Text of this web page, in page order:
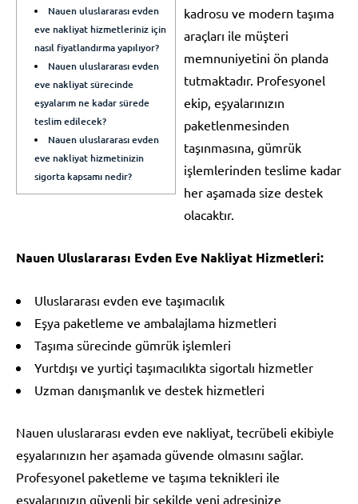
Nauen uluslararası evden
eve nakliyat hizmetleriniz için
nasıl fiyatlandırma yapılıyor?
Nauen uluslararası evden
eve nakliyat sürecinde
eşyalarım ne kadar sürede
teslim edilecek?
Nauen uluslararası evden
eve nakliyat hizmetinizin
sigorta kapsamı nedir?
kadrosu ve modern taşıma
araçları ile müşteri
memnuniyetini ön planda
tutmaktadır. Profesyonel
ekip, eşyalarınızın
paketlenmesinden
taşınmasına, gümrük
işlemlerinden teslime kadar
her aşamada size destek
olacaktır.
Nauen Uluslararası Evden Eve Nakliyat Hizmetleri:
Uluslararası evden eve taşımacılık
Eşya paketleme ve ambalajlama hizmetleri
Taşıma sürecinde gümrük işlemleri
Yurtdışı ve yurtiçi taşımacılıkta sigortalı hizmetler
Uzman danışmanlık ve destek hizmetleri
Nauen uluslararası evden eve nakliyat, tecrübeli ekibiyle
eşyalarınızın her aşamada güvende olmasını sağlar.
Profesyonel paketleme ve taşıma teknikleri ile
eşyalarınızın güvenli bir şekilde yeni adresinize